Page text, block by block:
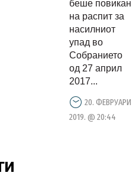
беше повикан
на распит за
насилниот
упад во
Собранието
од 27 април
2017...
20. ФЕВРУАРИ
2019. @ 20:44